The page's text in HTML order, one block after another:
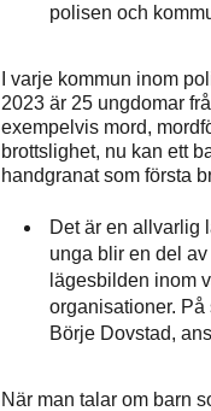
polisen och
I varje kommun inom
2023 är 25 ungdomar
exempelvis mord,
brottslighet, nu kan ett
handgranat som första
Det är en allvarlig
unga blir en del
lägesbilden inom
organisationer. På
Börje Dovstad,
När man talar om barn